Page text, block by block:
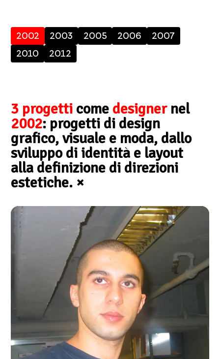
2002 2003 2005 2006
2007
2010
2012
3 progetti come designernel
2002: progetti di design
grafico, visuale e moda, dallo
sviluppo di identità e layout
alla definizione di direzioni
estetiche. ×